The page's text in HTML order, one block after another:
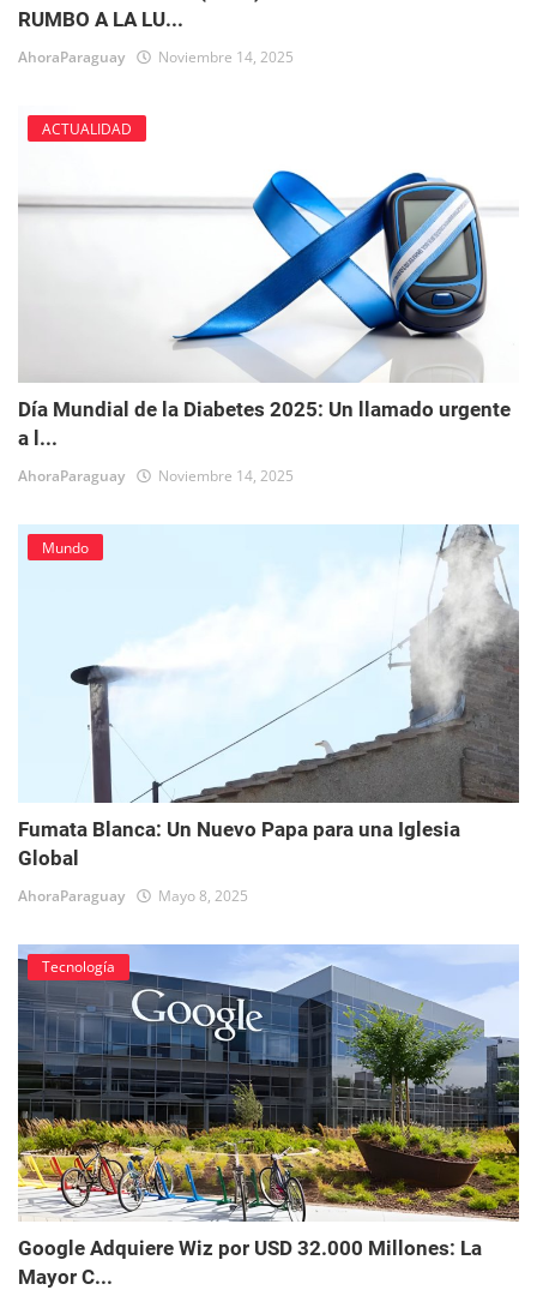
RUMBO A LA LU...
AhoraParaguay Noviembre 14, 2025
ACTUALIDAD
Día Mundial de la Diabetes 2025: Un llamado urgente
a l...
AhoraParaguay Noviembre 14, 2025
Mundo
Fumata Blanca: Un Nuevo Papa para una Iglesia
Global
AhoraParaguay Mayo 8, 2025
Tecnología
Google Adquiere Wiz por USD 32.000 Millones: La
Mayor C...